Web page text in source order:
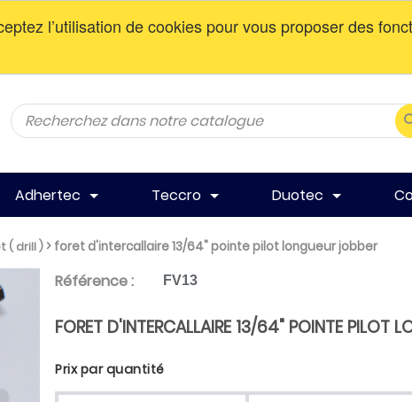
l’utilisation de cookies pour vous proposer des
LA GARE, MASCOUCHE, QC, J7K 3C1
Adhertec Teccro Duotec
( drill )> foret d'intercallaire 13/64" pointe pilot longueur jobber
Référence : FV13
FORET D'INTERCALLAIRE 13/64" POINTE PILOT
Prix par quantité